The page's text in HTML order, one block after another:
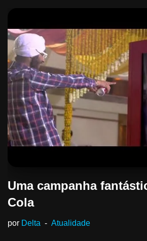
Uma campanha
Cola
por Delta Atualidade